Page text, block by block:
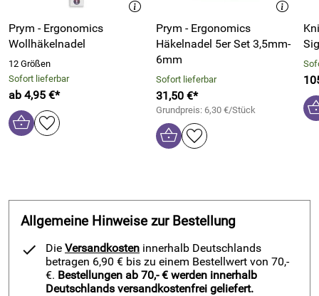
eingearbeitet. So ensteht eine Fadenführung aus der der
Faden jederzeit problemlos entnommen werden kann und es
ist kein Wegrollen des Knäuels durch das Abwickeln beim
Stricken mehr möglich.
Durch das gleichmäßige Abrollen des Knäuls in der
Garnschale wird auch eine gleichbleibende Fadenspannung
und damit ein gleichmäßigeres Maschenbild ermöglicht.
Garnschale Nora von Pro Lana im Überblick:
Größe: Ø15cm, ca. 9,5cm hoch
Material: Mango-Holz
Bitte beachten Sie auch unsere weiteren Filzkörbchen und
Garnschalen.
Prym - Ergonomics
Wollhäkelnadel
12 Größen
Sofort lieferbar
ab 4,95 €*
Prym - Ergonomics
Häkelnadel 5er Set 3,5mm-
6mm
Sofort lieferbar
31,50 €*
Grundpreis: 6,30 €/Stück
Allgemeine Hinweise zur Bestellung
Die Versandkosten innerhalb Deutschlands
betragen 6,90 € bis zu einem Bestellwert von 70,-
€. Bestellungen ab 70,- € werden innerhalb
Deutschlands versandkostenfrei geliefert.